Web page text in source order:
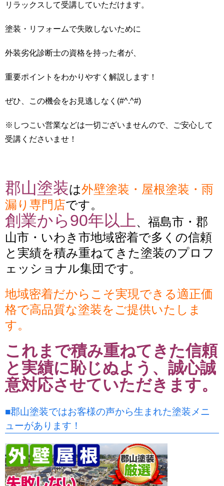
リラックスして受講していただけます。
塗装・リフォームで失敗しないために
外装劣化診断士の資格を持った者が、
重要ポイントをわかりやすく解説します！
ぜひ、この機会をお見逃しなく(#^.^#)
※しつこい営業などは一切ございませんので、ご安心して
受講くださいませ！
郡山塗装は外壁塗装・屋根塗装・雨
漏り専門店です。
創業から90年以上、福島市・郡
山市・いわき市地域密着で多くの信頼
と実績を積み重ねてきた塗装のプロフ
ェッショナル集団です。
地域密着だからこそ実現できる適正価
格で高品質な塗装をご提供いたしま
す。
これまで積み重ねてきた信頼
と実績に恥じぬよう、誠心誠
意対応させていただきます。
■郡山塗装ではお客様の声から生まれた塗装メニ
ューがあります！